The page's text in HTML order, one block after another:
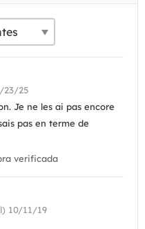
23/25
Je ne les ai pas encore
pas en terme de
verificada
10/11/19